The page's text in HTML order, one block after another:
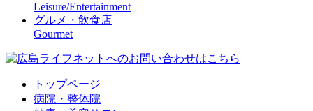
Leisure/Entertainment
グルメ・飲食店
Gourmet
トップページ
病院・整体院